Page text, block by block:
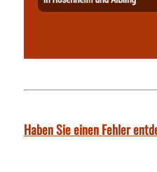
Haben Sie einen Fehler